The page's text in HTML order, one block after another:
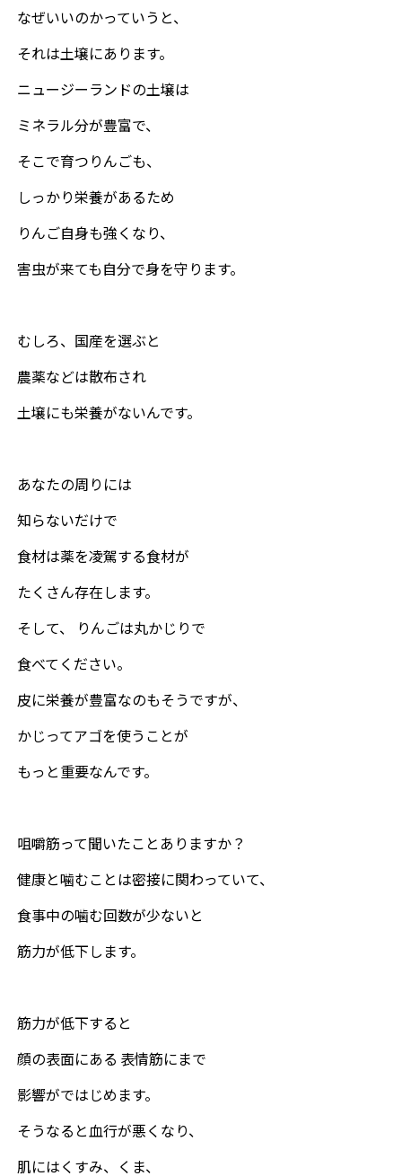
なぜいいのかっていうと、
それは土壌にあります。
ニュージーランドの土壌は
ミネラル分が豊富で、
そこで育つりんごも、
しっかり栄養があるため
りんご自身も強くなり、
害虫が来ても自分で身を守ります。
むしろ、国産を選ぶと
農薬などは散布され
土壌にも栄養がないんです。
あなたの周りには
知らないだけで
食材は薬を凌駕する食材が
たくさん存在します。
そして、 りんごは丸かじりで
食べてください。
皮に栄養が豊富なのもそうですが、
かじってアゴを使うことが
もっと重要なんです。
咀嚼筋って聞いたことありますか？
健康と噛むことは密接に関わっていて、
食事中の噛む回数が少ないと
筋力が低下します。
筋力が低下すると
顔の表面にある 表情筋にまで
影響がではじめます。
そうなると血行が悪くなり、
肌にはくすみ、くま、